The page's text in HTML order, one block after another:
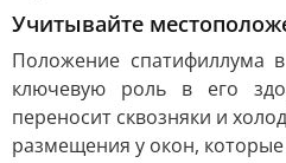
Учитывайте
Положение спатифиллума
ключевую роль в его
переносит сквозняки и
размещения у окон,